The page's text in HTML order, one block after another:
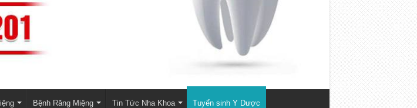
Bệnh Răng Miệng Tin Tức Nha Khoa Tuyển sinh Y Dược